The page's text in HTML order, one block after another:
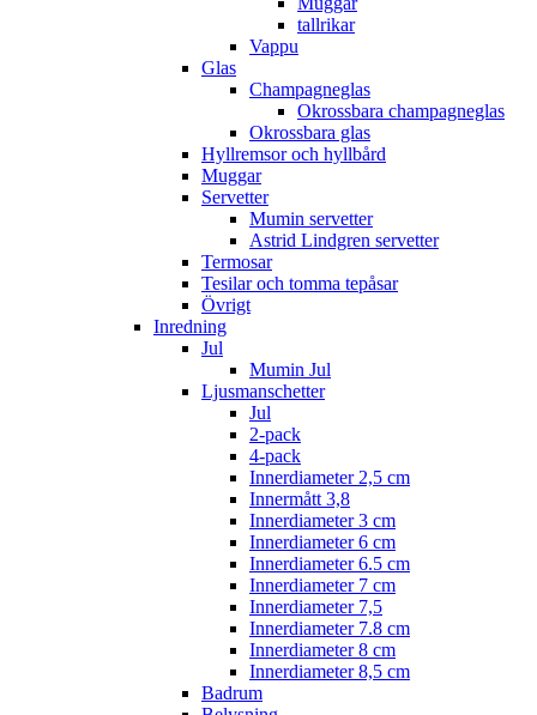
tallrikar
Vappu
Glas
Champagneglas
Okrossbara champagneglas
Okrossbara glas
Hyllremsor och hyllbård
Muggar
Servetter
Mumin servetter
Astrid Lindgren servetter
Termosar
Tesilar och tomma tepåsar
Övrigt
Inredning
Jul
Mumin Jul
Ljusmanschetter
Jul
2-pack
4-pack
Innerdiameter 2,5 cm
Innermått 3,8
Innerdiameter 3 cm
Innerdiameter 6 cm
Innerdiameter 6.5 cm
Innerdiameter 7 cm
Innerdiameter 7,5
Innerdiameter 7.8 cm
Innerdiameter 8 cm
Innerdiameter 8,5 cm
Badrum